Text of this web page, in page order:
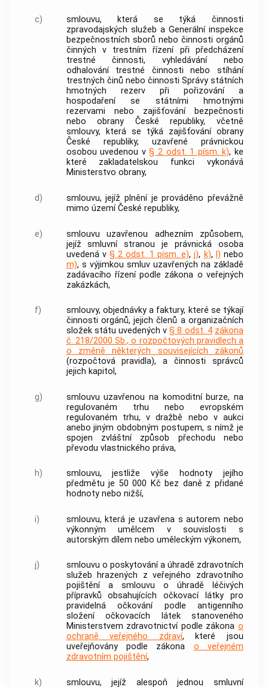
c)
smlouvu, která se týká činnosti
zpravodajských služeb a Generální inspekce
bezpečnostních sborů nebo činnosti orgánů
činných v trestním řízenípři předcházení
trestné činnosti, vyhledávání nebo
odhalování trestné činnosti nebo stíhání
trestných činů nebo činnosti Správy státních
hmotných rezerv při pořizování a
hospodaření se státními hmotnými
rezervami nebo zajišťování bezpečnosti
nebo obrany České republiky, včetně
smlouvy, která se týká zajišťování obrany
České republiky, uzavřené právnickou
osobou uvedenou v§ 2 odst. 1 písm. k), ke
které zakladatelskou funkci vykonává
Ministerstvo obrany,
d)
smlouvu, jejíž plnění je prováděno převážně
mimo území České republiky,
e)
smlouvu uzavřenou adhezním způsobem,
jejíž smluvní stranou je právnická osoba
uvedená v § 2 odst. 1 písm. e),j), k), l) nebo
m), s výjimkou smluv uzavřených na základě
zadávacího řízení podle zákona o veřejných
zakázkách,
f)
smlouvy, objednávky a faktury, které se týkají
činnosti orgánů, jejich členů a organizačních
složek státu uvedených v§ 8 odst. 4 zákona
č. 218/2000 Sb., o rozpočtových pravidlech a
o změně některých souvisejících zákonů
(rozpočtová pravidla), a činnosti správců
jejich kapitol,
g)
smlouvu uzavřenou na komoditní burze, na
regulovaném trhu nebo evropském
regulovaném trhu, v dražbě nebo v aukci
anebo jiným obdobným postupem, s nímž je
spojen zvláštní způsob přechodu nebo
převodu vlastnického práva,
h)
smlouvu, jestliže výše hodnoty jejího
předmětu je 50 000 Kč bez daně z přidané
hodnoty nebo nižší,
i) smlouvu, která je uzavřena sautorem nebo
výkonným umělcem v souvislosti s
autorským dílem nebo uměleckým výkonem,
j)
smlouvu o poskytování a úhradě zdravotních
služeb hrazených z veřejného zdravotního
pojištění a smlouvu o úhradě léčivých
přípravků obsahujících očkovací látky pro
pravidelná očkování podle antigenního
složení očkovacích látek stanoveného
Ministerstvem zdravotnictví podle zákona o
ochraně veřejného zdraví, které jsou
uveřejňovány podle zákona o veřejném
zdravotním pojištění,
k) smlouvu, jejíž alespoň jednou smluvní